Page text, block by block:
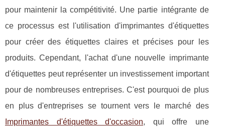
pour maintenir la compétitivité. Une partie intégrante de
ce processus est l'utilisation d'imprimantes d'étiquettes
pour créer des étiquettes claires et précises pour les
produits. Cependant, l'achat d'une nouvelle imprimante
d'étiquettes peut représenter un investissement important
pour de nombreuses entreprises. C'est pourquoi de plus
en plus d'entreprises se tournent vers le marché des
Imprimantes d'étiquettes d'occasion, qui offre une